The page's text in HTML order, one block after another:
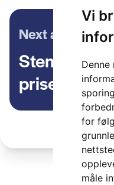
Vi
for
måle
Next article
Stem på din
prisen